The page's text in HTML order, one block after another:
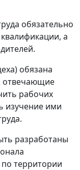
обязательно
а
обязана
отвечающие
рабочих
изучение ими
разработаны
территории